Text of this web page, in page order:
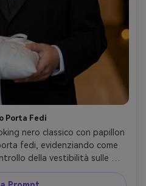
Porta Fedi
nero classico con papillon
fedi, evidenziando come
della vestibilità sulle
location matrimonio,
Nikon Z6II 85mm, profondità